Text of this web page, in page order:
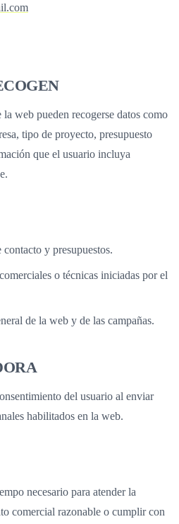
web pueden recogerse datos como
tipo de proyecto, presupuesto
que el usuario incluya
y presupuestos.
o técnicas iniciadas por el
de la web y de las campañas.
del usuario al enviar
habilitados en la web.
necesario para atender la
comercial razonable o cumplir con